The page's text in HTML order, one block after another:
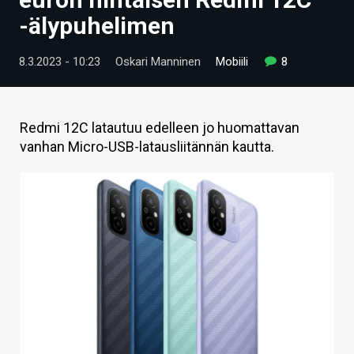
ARTIKKELIT
VIDEOT
TECHBBS
TIETOA
HINTA.FI
-älypuhelimen
8.3.2023 - 10:23 Oskari Manninen Mobiili 8
Redmi 12C latautuu edelleen jo huomattavan
vanhan Micro-USB-latausliitännän kautta.